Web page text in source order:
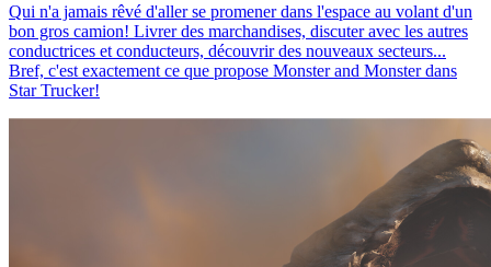
Qui n'a jamais rêvé d'aller se promener dans l'espace au volant d'un
bon gros camion! Livrer des marchandises, discuter avec les autres
conductrices et conducteurs, découvrir des nouveaux secteurs...
Bref, c'est exactement ce que propose Monster and Monster dans
Star Trucker!